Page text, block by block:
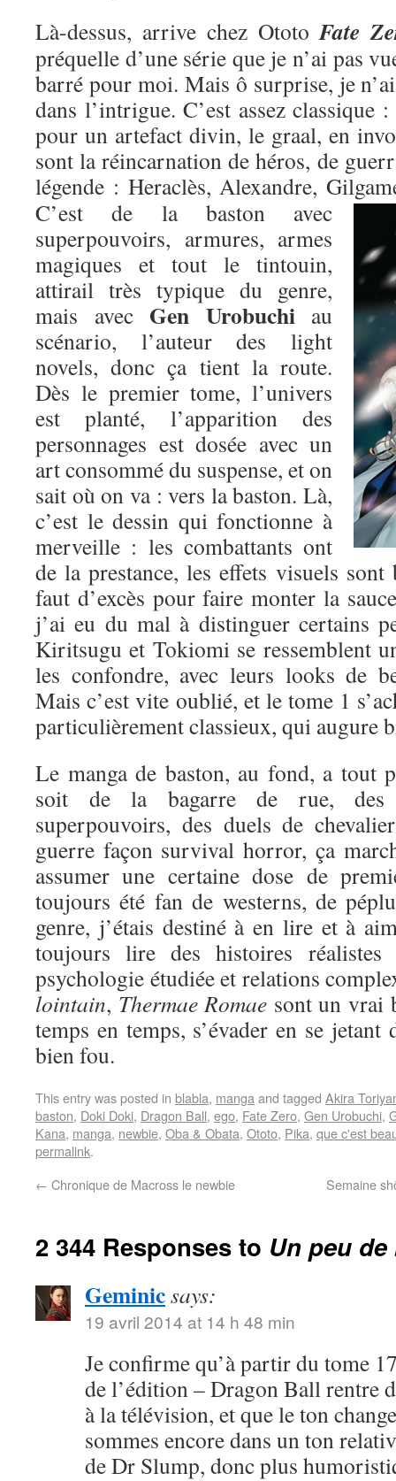
Là-dessus, arrive chez OtotoFate
préquelle d’une série que je n’ai pas
barré pour moi. Mais ô surprise, je
dans l’intrigue. C’est assez classique
pour un artefact divin, le graal, en
sont la réincarnation de héros, de
légende : Heraclès, Alexandre,
C’est de la baston avec
superpouvoirs, armures, armes
magiques et tout le tintouin,
attirail très typique du genre,
mais avec Gen Urobuchiau
scénario, l’auteur des light
novels, donc ça tient la route.
Dès le premier tome, l’univers
est planté, l’apparition des
personnages est dosée avec un
art consommé du suspense, et on
sait où on va : vers la baston. Là,
c’est le dessin qui fonctionne à
merveille : les combattants ont
de la prestance, les effets visuels sont
faut d’excès pour faire monter la
j’ai eu du mal à distinguer certains
Kiritsugu et Tokiomi se ressemblent
les confondre, avec leurs looks de
Mais c’est vite oublié, et le tome 1
particulièrement classieux, qui augure
Le manga de baston, au fond, a tout
soit de la bagarre de rue, des
superpouvoirs, des duels de
guerre façon survival horror, ça
assumer une certaine dose de
toujours été fan de westerns, de
genre, j’étais destiné à en lire et à
toujours lire des histoires
psychologie étudiée et relations
lointain, Thermae Romae sont un vrai
temps en temps, s’évader en se jetant
bien fou.
This entry was posted in blabla, manga and tagged Akira
baston, Doki Doki, Dragon Ball, ego, Fate Zero, Gen Urobuchi,
Kana, manga, newbie, Oba & Obata, Ototo, Pika, que c'est
permalink.
← Chronique de Macross le newbie Semaine
2 344 Responses to Un peu
Geminicsays:
19 avril 2014 at 14 h 48 min
Je confirme qu’à partir du tome
de l’édition – Dragon Ball rentre
à la télévision, et que le ton
sommes encore dans un ton
de Dr Slump, donc plus